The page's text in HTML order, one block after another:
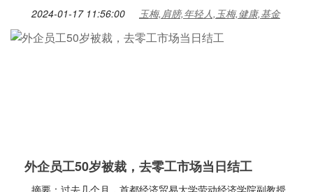
2024-01-17 11:56:00 玉梅,肩膀,年轻人,玉梅,健康,基金
外企员工50岁被裁，去零工市场当日结工
摘要：过去几个月，首都经济贸易大学劳动经济学院副教授、